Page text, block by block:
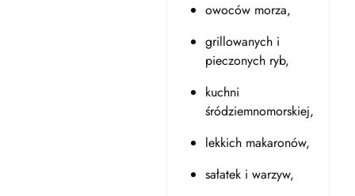
owoców morza,
grillowanych i
pieczonych ryb,
kuchni
śródziemnomorskiej,
lekkich makaronów,
sałatek i warzyw,